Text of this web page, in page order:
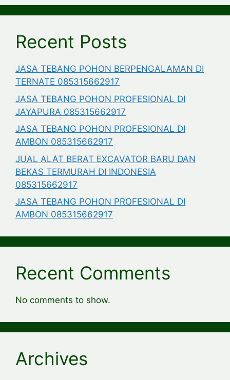
Recent Posts
JASA TEBANG POHON BERPENGALAMAN DI
TERNATE 085315662917
JASA TEBANG POHON PROFESIONAL DI
JAYAPURA 085315662917
JASA TEBANG POHON PROFESIONAL DI
AMBON 085315662917
JUAL ALAT BERAT EXCAVATOR BARU DAN
BEKAS TERMURAH DI INDONESIA
085315662917
JASA TEBANG POHON PROFESIONAL DI
AMBON 085315662917
Recent Comments
No comments to show.
Archives